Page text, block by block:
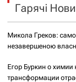
Гарячі
Микола Греков:
незавершеною
Егор Буркин о химии
трансформации